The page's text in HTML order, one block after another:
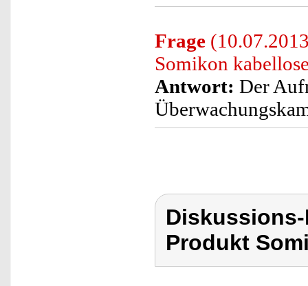
Frage
Somikon
Antwort: Der
Produkt